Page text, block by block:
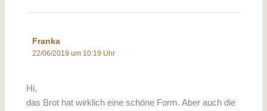
Franka
22/06/2019 um 10:19 Uhr
Hi,
das Brot hat wirklich eine schöne Form. Aber auch die